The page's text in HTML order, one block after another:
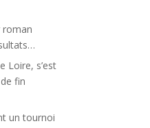
roman
Loire, s’est
fin
un tournoi